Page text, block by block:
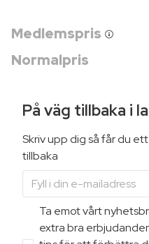
Medlemspris
Normalpris
På väg tillbaka i
Skriv upp dig så får du
tillbaka
Ta emot vårt
extra bra